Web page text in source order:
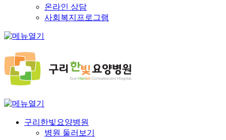
온라인 상담
사회복지프로그램
구리한빛요양병원
병원 둘러보기